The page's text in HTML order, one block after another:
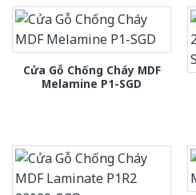
Cửa Gỗ Chống Cháy MDF
Melamine P1-SGD